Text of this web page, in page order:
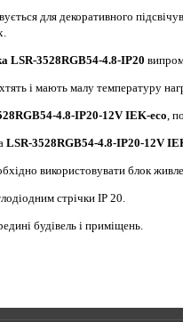
для декоративного
LSR-3528RGB54-4.8-IP20
і мають малу температуру
4.8-IP20-12V IEK-eco,
LSR-3528RGB54-4.8-IP20-12V
використовувати блок
стрічки IP 20.
будівель і приміщень.